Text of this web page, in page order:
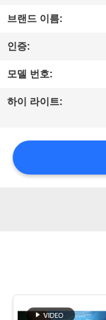
공
장
여
품
COMPANY
브랜드 이름:
인증:
모델 번호:
하이 라이트: